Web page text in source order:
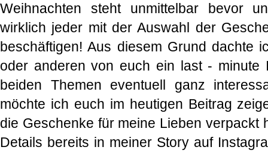
Weihnachten steht unmittelbar bevor
wirklich jeder mit der Auswahl der
beschäftigen! Aus diesem Grund dachte
oder anderen von euch ein last - minute
beiden Themen eventuell ganz
möchte ich euch im heutigen Beitrag
die Geschenke für meine Lieben verpackt
Details bereits in meiner Story auf